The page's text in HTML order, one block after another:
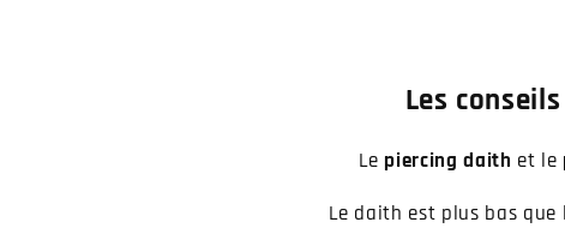
Les
Le piercing daith et le
Le daith est plus bas